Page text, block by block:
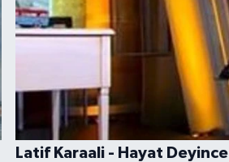
Latif Karaali - Hayat Deyince